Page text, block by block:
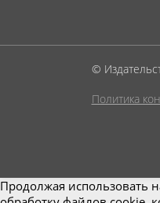
©
Политика
Продолжая использовать